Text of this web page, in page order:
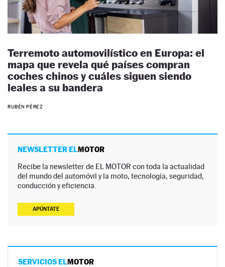
Terremoto automovilístico en Europa: el
mapa que revela qué países compran
coches chinos y cuáles siguen siendo
leales a su bandera
RUBÉN PÉREZ
NEWSLETTER ELMOTOR
Recibe la newsletter de EL MOTOR con toda la actualidad
del mundo del automóvil y la moto, tecnología, seguridad,
conducción y eficiencia.
APÚNTATE
SERVICIOS ELMOTOR